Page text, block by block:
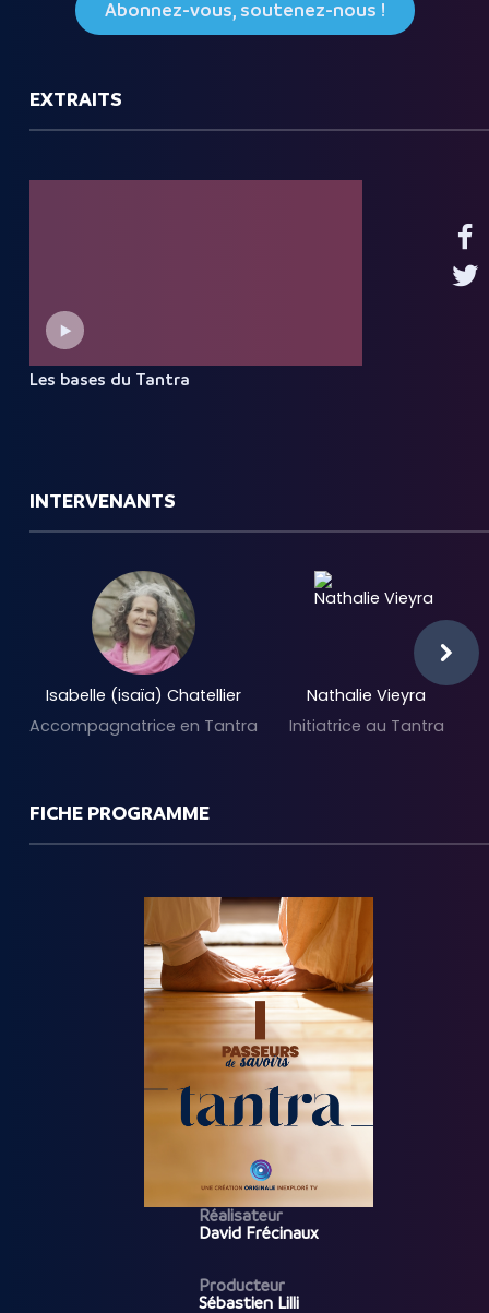
Abonnez-vous, soutenez-nous !
EXTRAITS
Les bases du Tantra
INTERVENANTS
Isabelle (isaïa) Chatellier
Accompagnatrice en Tantra
Nathalie Vieyra
Initiatrice au Tantra
FICHE PROGRAMME
Réalisateur
David Frécinaux
Producteur
Sébastien Lilli